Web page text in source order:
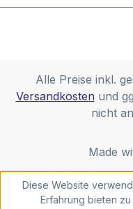
Alle Preise inkl.
Versandkostenund
nicht
Made
Diese Website
Erfahrung bieten